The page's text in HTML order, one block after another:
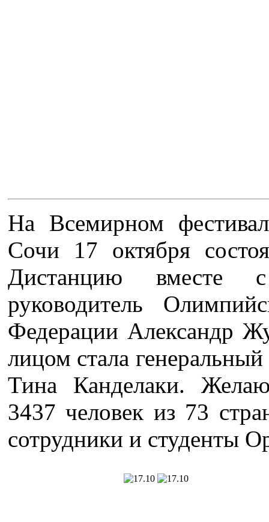
На Всемирном
Сочи 17 октября
Дистанцию вместе
руководитель
Федерации Александр
лицом стала
Тина Канделаки.
3437 человек из 73
сотрудники и студенты